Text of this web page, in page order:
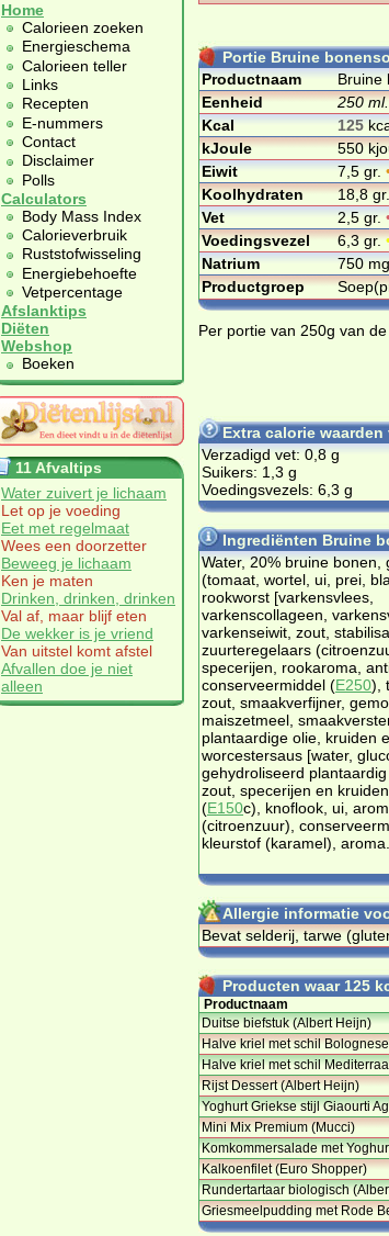
Home
Calorieen zoeken
Energieschema
Calorieen teller
Links
Recepten
E-nummers
Contact
Disclaimer
Polls
Calculators
Body Mass Index
Calorieverbruik
Ruststofwisseling
Energiebehoefte
Vetpercentage
Afslanktips
Diëten
Webshop
Boeken
11 Afvaltips
Water zuivert je lichaam
Let op je voeding
Eet met regelmaat
Wees een doorzetter
Beweeg je lichaam
Ken je maten
Drinken, drinken, drinken
Val af, maar blijf eten
De wekker is je vriend
Van uitstel komt afstel
Afvallen doe je niet
alleen
Portie Bruine
Productnaam
Bruine
Eenheid
250 ml.
Kcal
125
kJoule
550
Eiwit
7,5 gr.
Koolhydraten
18,8
Vet
2,5 gr.
Voedingsvezel
6,3 gr.
Natrium
750 mg.
Productgroep
Per portie van 250g van
Extra calorie
Verzadigd vet: 0,8 g
Suikers: 1,3 g
Voedingsvezels: 6,3 g
Ingrediënten Bruine
Water, 20% bruine bonen,
(tomaat, wortel, ui, prei,
rookworst [varkensvlees,
varkenscollageen,
varkenseiwit, zout,
zuurteregelaars
specerijen, rookaroma,
conserveermiddel (E250),
zout, smaakverfijner,
maiszetmeel,
plantaardige olie, kruiden
worcestersaus [water,
gehydroliseerd plantaardig
zout, specerijen en
(E150c), knoflook, ui,
(citroenzuur),
kleurstof (karamel), aroma.
Allergie informatie
Bevat selderij, tarwe
Producten waar 125
Productnaam
Duitse biefstuk (Albert Heijn)
Halve kriel met schil
Halve kriel met schil
Rijst Dessert (Albert Heijn)
Yoghurt Griekse stijl Giaourti
Mini Mix Premium (Mucci)
Komkommersalade met
Kalkoenfilet (Euro Shopper)
Rundertartaar biologisch
Griesmeelpudding met Rode